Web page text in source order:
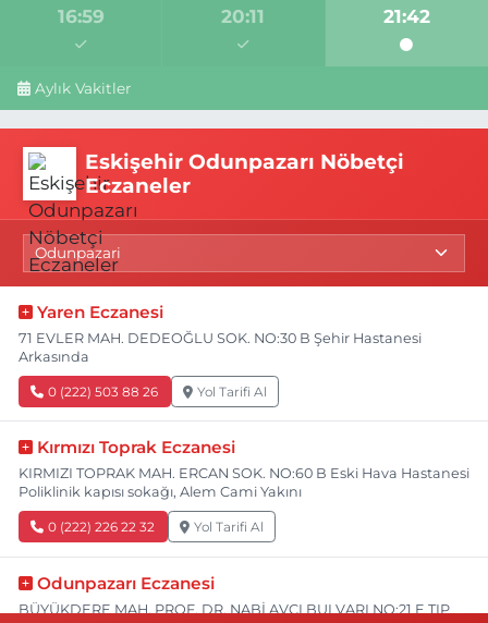
16:59 20:11 21:42
Aylık Vakitler
Eskişehir Odunpazarı Nöbetçi
Eczaneler
Yaren Eczanesi
71 EVLER MAH. DEDEOĞLU SOK. NO:30 B Şehir Hastanesi
Arkasında
0 (222) 503 88 26 Yol Tarifi Al
Kırmızı Toprak Eczanesi
KIRMIZI TOPRAK MAH. ERCAN SOK. NO:60 B Eski Hava Hastanesi
Poliklinik kapısı sokağı, Alem Cami Yakını
0 (222) 226 22 32 Yol Tarifi Al
Odunpazarı Eczanesi
BÜYÜKDERE MAH. PROF. DR. NABİ AVCI BULVARI NO:21 E TIP